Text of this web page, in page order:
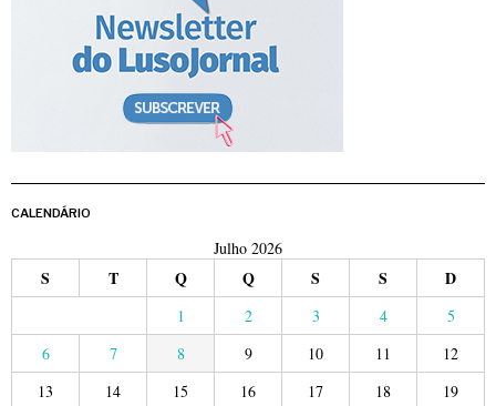
CALENDÁRIO
Julho 2026
S T Q Q S S D
1 2 3 4
5
6
7 8 9 10 11
12
13
14 15 16 17 18 19